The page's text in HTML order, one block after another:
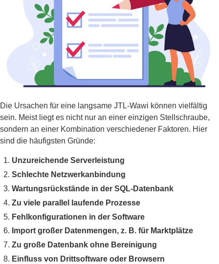
Die Ursachen für eine langsame JTL-Wawi können vielfältig
sein. Meist liegt es nicht nur an einer einzigen Stellschraube,
sondern an einer Kombination verschiedener Faktoren. Hier
sind die häufigsten Gründe:
Unzureichende Serverleistung
Schlechte Netzwerkanbindung
Wartungsrückstände in der SQL-Datenbank
Zu viele parallel laufende Prozesse
Fehlkonfigurationen in der Software
Import großer Datenmengen, z. B. für Marktplätze
Zu große Datenbank ohne Bereinigung
Einfluss von Drittsoftware oder Browsern